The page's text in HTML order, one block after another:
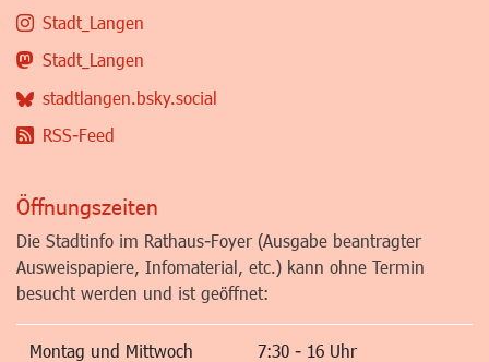
Stadt_Langen
Stadt_Langen
stadtlangen.bsky.social
RSS-Feed
Öffnungszeiten
Die Stadtinfo im Rathaus-Foyer (Ausgabe beantragter
Ausweispapiere, Infomaterial, etc.) kann ohne Termin
besucht werden und ist geöffnet:
Montag und Mittwoch 7:30 - 16 Uhr